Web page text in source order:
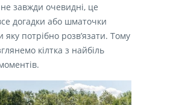
завжди очевидні, це
догадки або шматочки
яку потрібно розв’язати. Тому
кілтка з найбіль
.